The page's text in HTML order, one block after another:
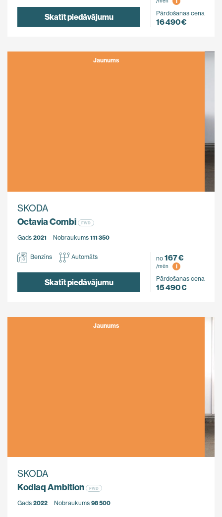
Skatīt piedāvājumu
Pārdošanas cena
16 490 €
Jaunums
SKODA
Octavia Combi
FWD
Gads 2021 Nobraukums 111 350
Benzīns Automāts
Skatīt piedāvājumu
no 167 €
/mēn
i
Pārdošanas cena
15 490 €
Jaunums
SKODA
Kodiaq Ambition
FWD
Gads 2022 Nobraukums 98 500